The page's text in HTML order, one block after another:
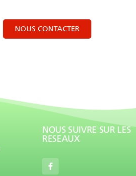
NOUS CONTACTER
NOUS SUIVRE SUR LES
RESEAUX